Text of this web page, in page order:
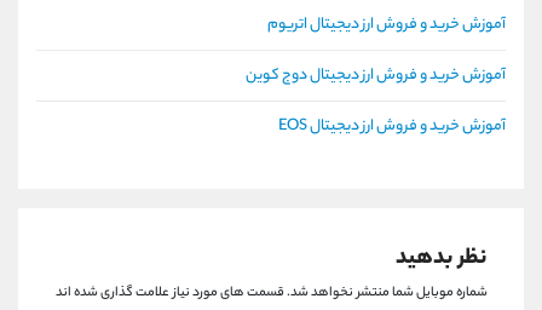
آموزش خرید و فروش ارز دیجیتال اتریوم
آموزش خرید و فروش ارز دیجیتال دوج کوین
آموزش خرید و فروش ارز دیجیتال EOS
نظر بدهید
شماره موبایل شما منتشر نخواهد شد.قسمت های مورد نیاز علامت گذاری شده اند